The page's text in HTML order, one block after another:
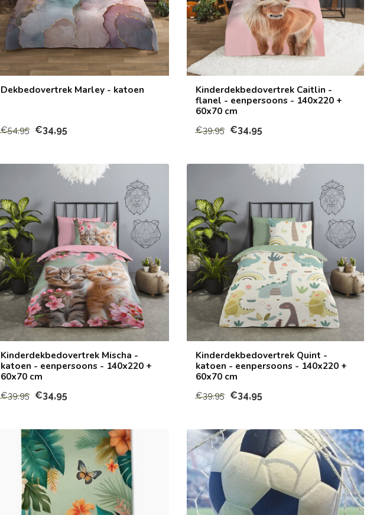
Dekbedovertrek Marley - katoen
€54,95 €34,95
Kinderdekbedovertrek Caitlin -
flanel - eenpersoons - 140x220 +
60x70 cm
€39,95 €34,95
Kinderdekbedovertrek Mischa -
katoen - eenpersoons - 140x220 +
60x70 cm
€39,95 €34,95
Kinderdekbedovertrek Quint -
katoen - eenpersoons - 140x220 +
60x70 cm
€39,95 €34,95